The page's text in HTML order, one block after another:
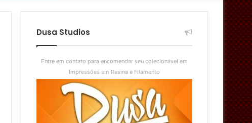
skin
aleatório
Dusa Studios
Entre em contato para encomendar seu colecionável em
Impressões em Resina e Filamento